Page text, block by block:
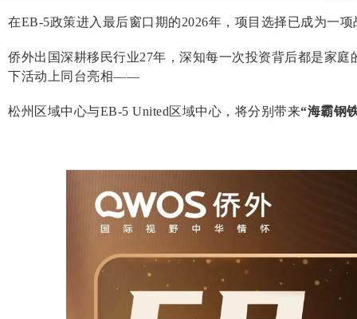
在EB-5政策进入最后窗口期的2026年，项目选择已成为一项
侨外出国深耕移民行业27年，深知每一次投资背后都是家
下活动上同台亮相——
松州区域中心与EB-5 United区域中心，将分别带来“海霸钢